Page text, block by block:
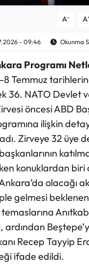
A- A
- 09:46 Okunma
Programı
8 Temmuz
36. NATO Devlet
öncesi ABD
ilişkin
Zirveye 32 üye
konuklardan biri
olacağı
gelmesi beklenen
ardından
Recep Tayyip
ifade edildi.